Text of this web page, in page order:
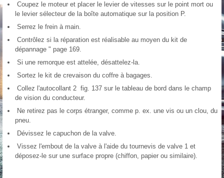
Coupez le moteur et placer le levier de vitesses sur le point mort ou
le levier sélecteur de la boîte automatique sur la position P.
Serrez le frein à main.
Contrôlez si la réparation est réalisable au moyen du kit de
dépannage " page 169.
Si une remorque est attelée, désattelez-la.
Sortez le kit de crevaison du coffre à bagages.
Collez l'autocollant 2 fig. 137 sur le tableau de bord dans le champ
de vision du conducteur.
Ne retirez pas le corps étranger, comme p. ex. une vis ou un clou, du
pneu.
Dévissez le capuchon de la valve.
Vissez l'embout de la valve à l'aide du tournevis de valve 1 et
déposez-le sur une surface propre (chiffon, papier ou similaire).